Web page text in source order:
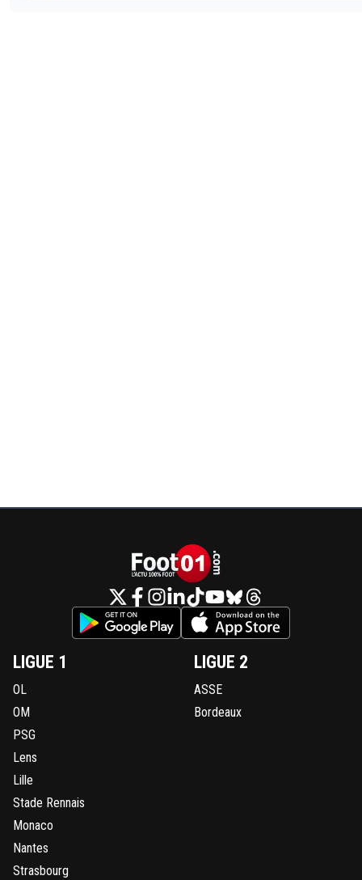
LIGUE 1
OL
OM
PSG
Lens
Lille
Stade Rennais
Monaco
Nantes
Strasbourg
LIGUE 2
ASSE
Bordeaux